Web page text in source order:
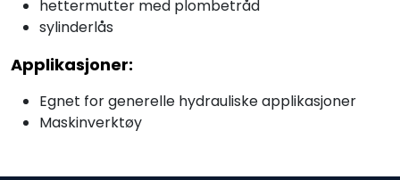
hettermutter med plombetråd
sylinderlås
Applikasjoner:
Egnet for generelle hydrauliske applikasjoner
Maskinverktøy